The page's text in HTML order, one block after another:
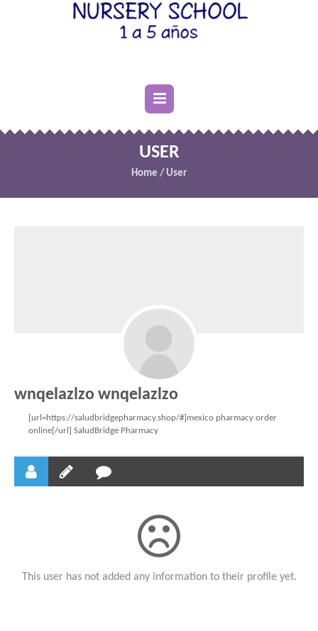
USER
Home / User
wnqelazlzo wnqelazlzo
[url=https://saludbridgepharmacy.shop/#]mexico pharmacy order
online[/url] SaludBridge Pharmacy
This user has not added any information to their profile yet.